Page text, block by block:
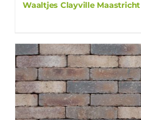
Waaltjes Clayville Maastricht